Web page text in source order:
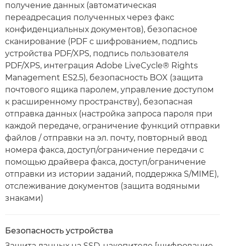
получение данных (автоматическая
переадресация полученных через факс
конфиденциальных документов), безопасное
сканирование (PDF с шифрованием, подпись
устройства PDF/XPS, подпись пользователя
PDF/XPS, интеграция Adobe LiveCycle® Rights
Management ES2.5), безопасность BOX (защита
почтового ящика паролем, управление доступом
к расширенному пространству), безопасная
отправка данных (настройка запроса пароля при
каждой передаче, ограничение функций отправки
файлов / отправки на эл. почту, повторный ввод
номера факса, доступ/ограничение передачи с
помощью драйвера факса, доступ/ограничение
отправки из истории заданий, поддержка S/MIME),
отслеживание документов (защита водяными
знаками)
Безопасность устройства